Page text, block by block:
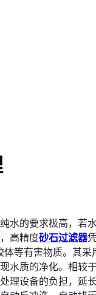
的要求极高，若
高精度砂石过滤器
有害物质。其采
水质的净化。相
理设备的负担，